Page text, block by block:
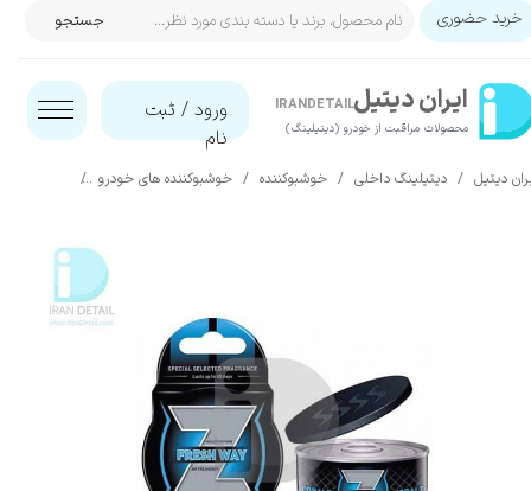
ایران‌ دیتیل
محصولات مراقبت از خودرو (دیتیلینگ)​​​​​​​
IRANDETAIL ورود / ثبت
نام
حساب کاربری من
تغییر گذر واژه
جستجو خرید حضوری
دیتیل دیتیلینگ داخلی خوشبوکننده خوشبوکننده های خودرو